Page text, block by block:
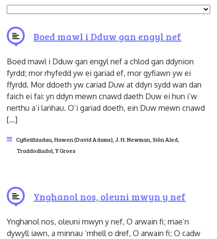
Boed mawl i Dduw gan engyl nef
Boed mawl i Dduw gan engyl nef a chlod gan ddynion
fyrdd; mor rhyfedd yw ei gariad ef, mor gyfiawn yw ei
ffyrdd. Mor ddoeth yw cariad Duw at ddyn sydd wan dan
faich ei fai: yn ddyn mewn cnawd daeth Duw ei hun i’w
nerthu a’i lanhau. O’i gariad doeth, ein Duw mewn cnawd
[…]
Cyfieithiadau Hawen (David Adams) J. H. Newman Siôn Aled
Traddodiadol Y Groes
Ynghanol nos, oleuni mwyn y nef
Ynghanol nos, oleuni mwyn y nef, O arwain fi; mae’n
dywyll iawn, a minnau ‘mhell o dref, O arwain fi; O cadw